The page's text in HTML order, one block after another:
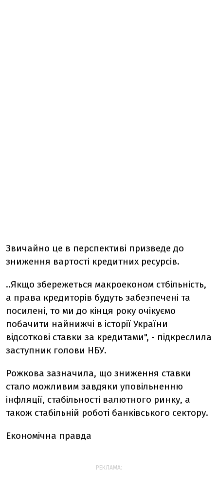
Звичайно це в перспективі призведе до
зниження вартості кредитних ресурсів.
..Якщо збережеться макроеконом стбільність,
а права кредиторів будуть забезпечені та
посилені, то ми до кінця року очікуємо
побачити найнижчі в історії України
відсоткові ставки за кредитами", - підкреслила
заступник голови НБУ.
Рожкова зазначила, що зниження ставки
стало можливим завдяки уповільненню
інфляції, стабільності валютного ринку, а
також стабільній роботі банківського сектору.
Економічна правда
РЕКЛАМА: